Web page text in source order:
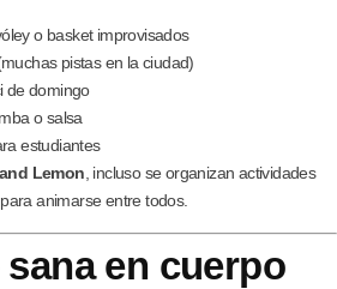
o basket improvisados
pistas en la ciudad)
de domingo
o salsa
estudiantes
Lemon , incluso se organizan actividades
animarse entre todos.
sana en cuerpo